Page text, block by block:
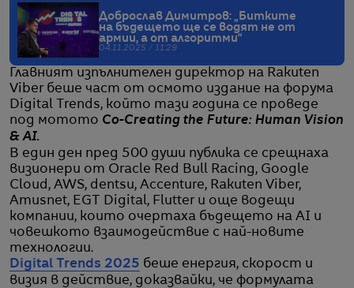
Доброслав Димитров: „Битките
на бъдещето ще се водят не от
армии, а от алгоритми“
04.11.2025 / 11:29
Главният изпълнителен директор на Rakuten
Viber беше част от осмото издание на форума
Digital Trends, който тази година се проведе
под мотото Co-Creating the Future: Human Vision
& AI.
В един ден пред 500 души публика се срещнаха
визионери от Oracle Red Bull Racing, Google
Cloud, AWS, dentsu, Accenture, Rakuten Viber,
Amusnet, EGT Digital, Flutter и още водещи
компании, които очертаха бъдещето на AI и
човешкото взаимодействие с най-новите
технологии.
Digital Trends 2025 беше енергия, скорост и
визия в действие, доказвайки, че формулата